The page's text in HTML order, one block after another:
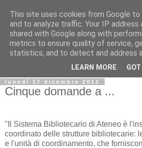
Biblio@rti in
Il Blog della Biblioteca di Area delle arti
informazioni iniziative incontri
lunedì 17 dicembre 2012
Cinque domande a ...
"Il Sistema Bibliotecario di Ateneo è
coordinato delle strutture bibliotecarie:
e l'unità di coordinamento, che
This site uses cookies from Google
and to analyze traffic. Your IP address
shared with Google along with
metrics to ensure quality of service,
statistics, and to detect and address
LEARN MORE